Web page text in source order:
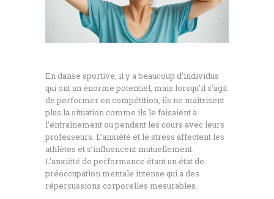
En danse sportive, il y a beaucoup d’individus
qui ont un énorme potentiel, mais lorsqu’il s’agit
de performer en compétition, ils ne maîtrisent
plus la situation comme ils le faisaient à
l’entraînement ou pendant les cours avec leurs
professeurs. L’anxiété et le stress affectent les
athlètes et s’influencent mutuellement.
L’anxiété de performance étant un état de
préoccupation mentale intense qui a des
répercussions corporelles mesurables.